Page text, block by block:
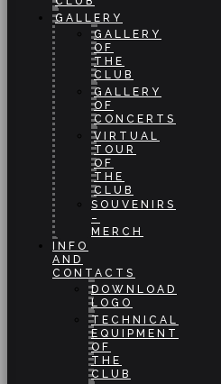
GALLERY
GALLERY
OF
THE
CLUB
GALLERY
OF
CONCERTS
VIRTUAL
TOUR
OF
THE
CLUB
SOUVENIRS
–
MERCH
INFO
AND
CONTACTS
DOWNLOAD
LOGO
TECHNICAL
EQUIPMENT
OF
THE
CLUB